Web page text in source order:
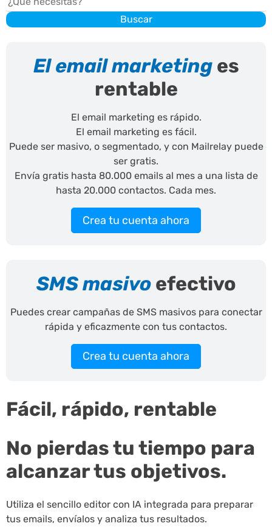
Buscar
El email marketing es
rentable
El email marketing es rápido.
El email marketing es fácil.
Puede ser masivo, o segmentado, y con Mailrelay puede
ser gratis.
Envía gratis hasta 80.000 emails al mes a una lista de
hasta 20.000 contactos. Cada mes.
Crea tu cuenta ahora
SMS masivoefectivo
Puedes crear campañas de SMS masivos para conectar
rápida y eficazmente con tus contactos.
Crea tu cuenta ahora
Fácil, rápido, rentable
No pierdas tu tiempo para
alcanzar tus objetivos.
Utiliza el sencillo editor con IA integrada para preparar
tus emails, envíalos y analiza tus resultados.